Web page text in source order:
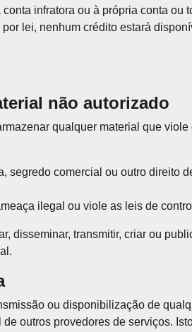
infratora ou à própria conta
lei, nenhum crédito estará
não autorizado
qualquer material que
segredo comercial ou outro direito
ilegal ou viole as leis de
disseminar, transmitir, criar ou
ou disponibilização de
outros provedores de serviços.